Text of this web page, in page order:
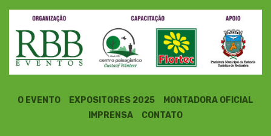
O EVENTO EXPOSITORES 2025
MONTADORA OFICIAL
IMPRENSA
CONTATO